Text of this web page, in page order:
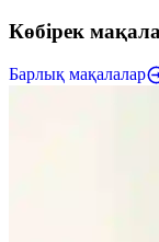
Көбірек
Барлық мақалалар